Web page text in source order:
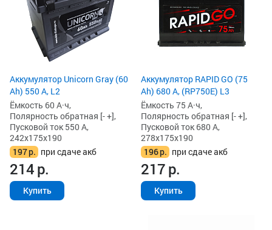
Аккумулятор Unicorn Gray (60
Ah) 550 А, L2
Ёмкость 60 А·ч,
Полярность обратная [- +],
Пусковой ток 550 А,
242x175x190
197р. при сдаче акб
214р.
Купить
Аккумулятор RAPID GO (75
Ah) 680 А, (RP750E) L3
Ёмкость 75 А·ч,
Полярность обратная [- +],
Пусковой ток 680 А,
278x175x190
196р. при сдаче акб
217р.
Купить